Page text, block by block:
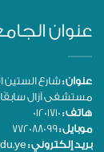
عنوان
عنوان :شارع الستين
مستشفى آزال سابقًا )
هاتف :
موبايل :
بريد إلكتروني :